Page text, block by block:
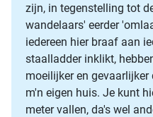
zijn, in tegenstelling tot
wandelaars' eerder
iedereen hier braaf aan
staalladder inklikt,
moeilijker en
m'n eigen huis. Je kunt
meter vallen, da's wel